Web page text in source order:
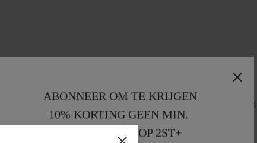
ABONNEER OM TE KRIJGEN
10% KORTING GEEN MIN.
15% KORTING OP 2ST+